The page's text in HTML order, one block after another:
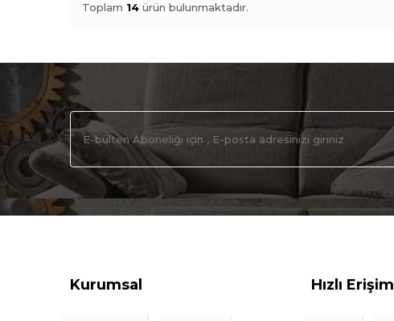
Toplam 14 ürün bulunmaktadır.
Kurumsal Hızlı Erişim